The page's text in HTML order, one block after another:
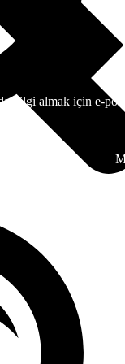
bilgi almak için e-